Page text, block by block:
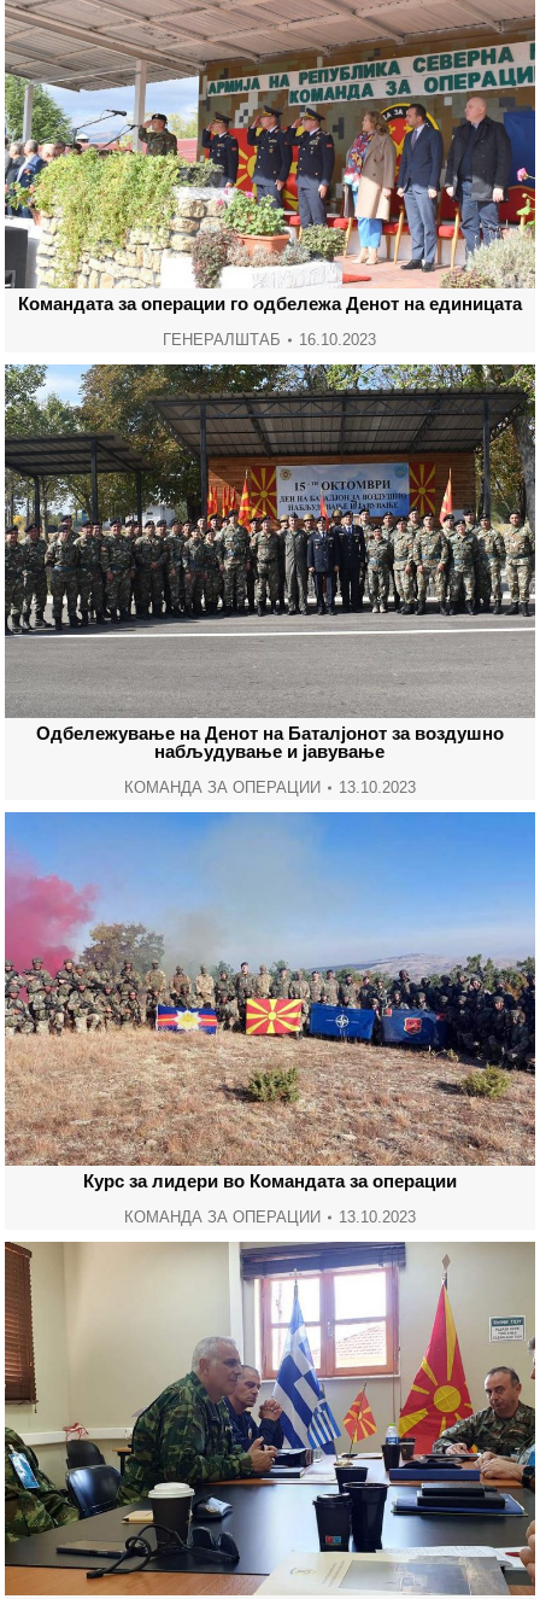
Командата за операции го одбележа Денот на единицата
ГЕНЕРАЛШТАБ 16.10.2023
Одбележување на Денот на Баталјонот за воздушно
набљудување и јавување
КОМАНДА ЗА ОПЕРАЦИИ 13.10.2023
Курс за лидери во Командата за операции
КОМАНДА ЗА ОПЕРАЦИИ 13.10.2023